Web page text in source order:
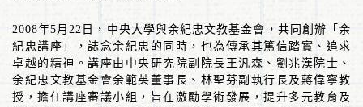
2008年5月22 日，中央大學與余紀忠文教基金會，共同創辦「余
紀忠講座」，誌念余紀忠的同時，也為傳承其篤信踏實、追求
卓越的精神。講座由中央研究院副院長王汎森、劉兆漢院士、
余紀忠文教基金會余範英董事長、林聖芬副執行長及蔣偉寧教
授，擔任講座審議小組，旨在激勵學術發展，提升多元教育及